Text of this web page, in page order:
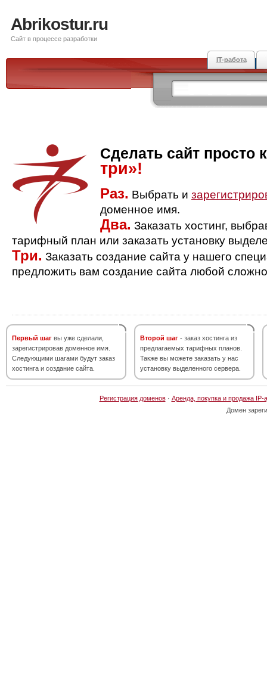
Abrikostur.ru
Сайт в процессе разработки
IT-работа
Сделать сайт просто
три»!
Раз. Выбрать и
доменное имя.
Два. Заказать хостинг,
тарифный план или заказать установку
Три. Заказать создание сайта у нашего
предложить вам создание сайта любой
Первый шаг вы уже сделали,
зарегистрировав доменное имя.
Следующими шагами будут заказ
хостинга и создание сайта.
Второй шаг - заказ хостинга из
предлагаемых тарифных планов.
Также вы можете заказать у нас
установку выделенного сервера.
Регистрация доменов· Аренда, покупка и продажа IP-
Домен